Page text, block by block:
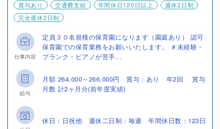
賞与あり
交通費支給 年間休日120日以上
週休2日制
完全週休2日制
仕事内容
定員３０名規模の保育園になります（園庭あり） 認可
保育園での保育業務をお願いいたします。 ＃未経験・
ブランク・ピアノが苦手...
給与
月額 264,000～266,000円 賞与：あり 年2回 賞与
月数 計2ヶ月分(前年度実績)
休日：日祝他 週休二日制：毎週 年間休日数：123日